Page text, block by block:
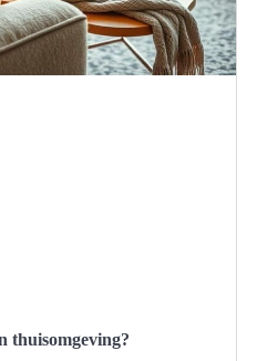
thuisomgeving?